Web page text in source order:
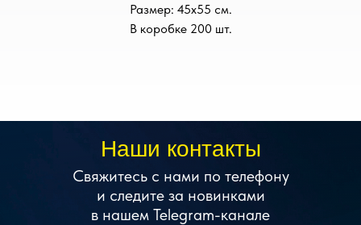
Размер: 45х55 см.
В коробке 200 шт.
Наши контакты
Свяжитесь с нами по телефону
и следите за новинками
в нашем Telegram-канале